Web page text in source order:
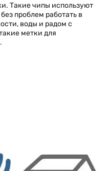
Такие чипы используют
проблем работать в
воды и радом с
метки для